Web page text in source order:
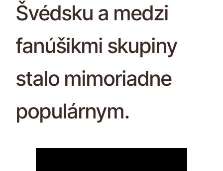
Švédsku a medzi
fanúšikmi skupiny
stalo mimoriadne
populárnym.